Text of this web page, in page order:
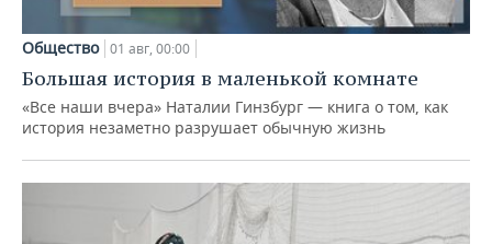
Общество 01 авг, 00:00
Большая история в маленькой комнате
«Все наши вчера» Наталии Гинзбург — книга о том, как
история незаметно разрушает обычную жизнь